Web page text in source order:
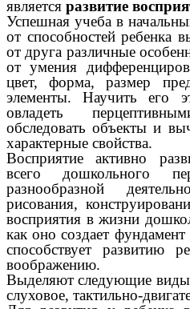
является развитие
Успешная учеба в
от способностей ребенка
от друга различные
от умения
цвет, форма, размер
элементы. Научить его
овладеть
обследовать объекты и
характерные свойства.
Восприятие активно
всего дошкольного
разнообразной
рисования,
восприятия в жизни
как оно создает
способствует развитию
воображению.
Выделяют следующие виды
слуховое, тактильно-